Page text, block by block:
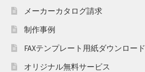
メーカーカタログ請求
制作事例
FAXテンプレート用紙ダウンロード
オリジナル無料サービス